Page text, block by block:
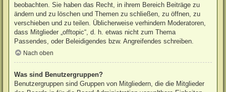
beobachten. Sie haben das Recht, in ihrem Bereich Beiträge zu
ändern und zu löschen und Themen zu schließen, zu öffnen, zu
verschieben und zu teilen. Üblicherweise verhindern Moderatoren,
dass Mitglieder „offtopic“, d. h. etwas nicht zum Thema
Passendes, oder Beleidigendes bzw. Angreifendes schreiben.
Nach oben
Was sind Benutzergruppen?
Benutzergruppen sind Gruppen von Mitgliedern, die die Mitglieder